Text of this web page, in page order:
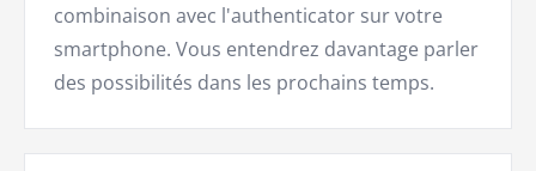
combinaison avec l'authenticator sur votre
smartphone. Vous entendrez davantage parler
des possibilités dans les prochains temps.